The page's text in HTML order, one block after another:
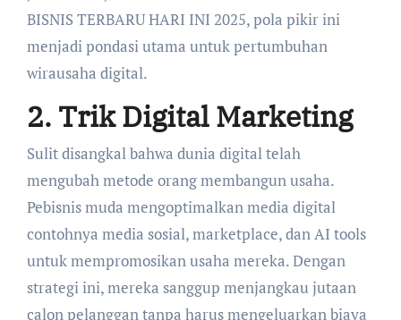
BISNIS TERBARU HARI INI 2025, pola pikir ini
menjadi pondasi utama untuk pertumbuhan
wirausaha digital.
2. Trik Digital Marketing
Sulit disangkal bahwa dunia digital telah
mengubah metode orang membangun usaha.
Pebisnis muda mengoptimalkan media digital
contohnya media sosial, marketplace, dan AI tools
untuk mempromosikan usaha mereka. Dengan
strategi ini, mereka sanggup menjangkau jutaan
calon pelanggan tanpa harus mengeluarkan biaya